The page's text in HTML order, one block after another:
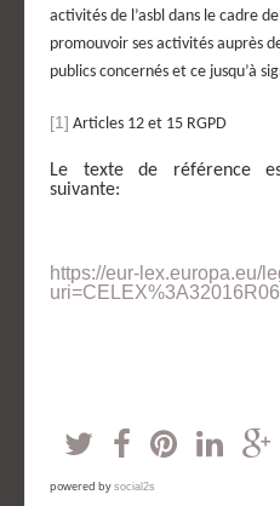
activités de l’asbl dans le cadre
promouvoir ses activités auprès
publics concernés et ce jusqu’à
[1] Articles 12 et 15 RGPD
Le texte de référence
suivante:
https://eur-lex.europa.eu/
powered by social2s